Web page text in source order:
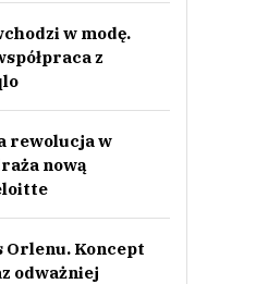
w modę.
z
rewolucja w
nową
Orlenu. Koncept
odważniej